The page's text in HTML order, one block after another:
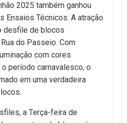
2025 também ganhou
Ensaios Técnicos. A atração
desfile de blocos
do Passeio. Com
com cores
período carnavalesco, o
em uma verdadeira
a Terça-feira de